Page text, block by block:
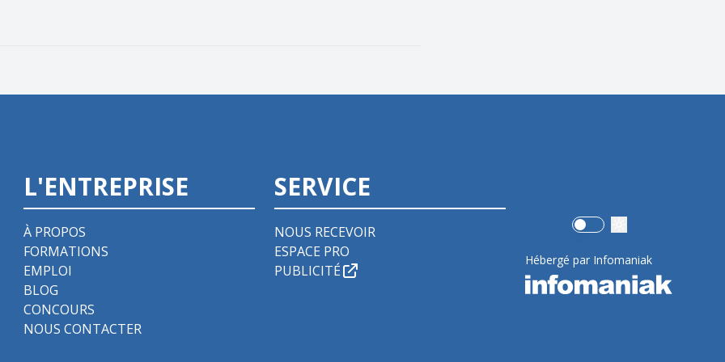
L'ENTREPRISE
À PROPOS
FORMATIONS
EMPLOI
BLOG
CONCOURS
NOUS CONTACTER
SERVICE
NOUS RECEVOIR
ESPACE PRO
PUBLICITÉ
Use setting
Hébergé par Infomaniak